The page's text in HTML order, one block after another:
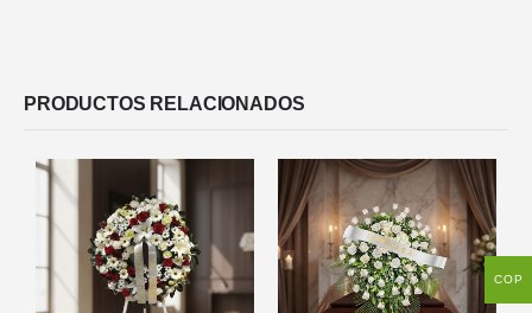
PRODUCTOS RELACIONADOS
COP